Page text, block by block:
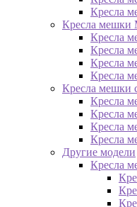
Креслa
Кресла мешки
Кресла
Кресла
Кресла
Кресла
Кресла мешки
Кресла
Кресла
Кресла
Кресла
Другие модели
Кресла